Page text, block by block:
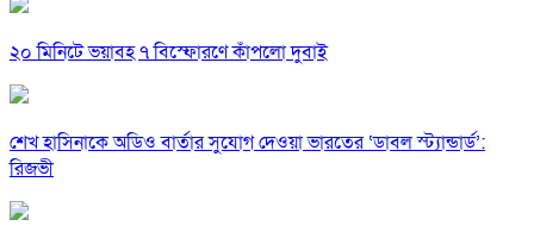
২০ মিনিটে ভয়াবহ ৭ বিস্ফোরণে কাঁপলো দুবাই
শেখ হাসিনাকে অডিও বার্তার সুযোগ দেওয়া ভারতের ‘ডাবল স্ট্যান্ডার্ড’:
রিজভী